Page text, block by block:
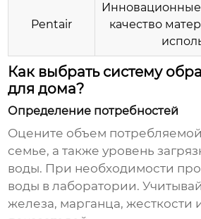
Pentair
Инновационные
качество
Как выбрать систему
для дома?
Определение потребностей
Оцените объем
семье, а также уровень
воды. При необходимости
воды в лаборатории.
железа, марганца, жесткости